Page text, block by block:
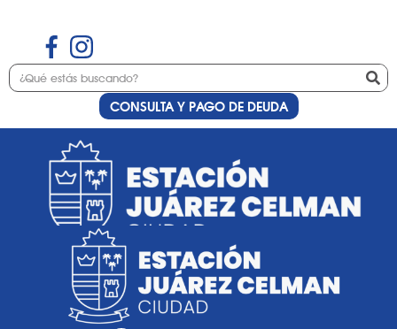
CONSULTA Y PAGO DE DEUDA
Etiqueta:Soft gel